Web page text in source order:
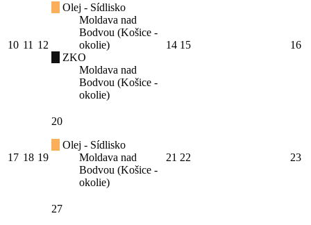
10 11 12
Olej - Sídlisko
Moldava nad
Bodvou (Košice -
okolie)
ZKO
Moldava nad
Bodvou (Košice -
okolie)
14 15 16
17 18 19
20
Olej - Sídlisko
Moldava nad
Bodvou (Košice -
okolie)
21 22 23
27